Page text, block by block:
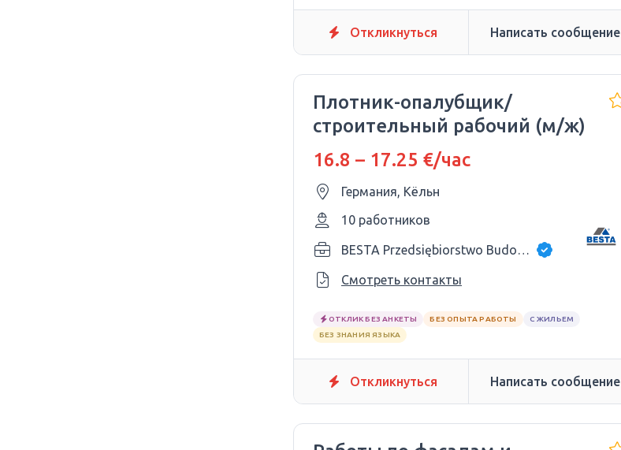
Откликнуться Написать сообщение
Плотник-опалубщик/
строительный рабочий (м/ж)
16.8 – 17.25 €/час
Германия, Кёльн
10 работников
BESTA Przedsiębiorstwo Budowlane
Смотреть контакты
ОТКЛИК БЕЗ АНКЕТЫ БЕЗ ОПЫТА РАБОТЫ
С ЖИЛЬЕМ
БЕЗ ЗНАНИЯ ЯЗЫКА
Откликнуться Написать сообщение